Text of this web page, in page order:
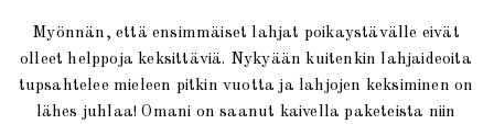
Myönnän, että ensimmäiset lahjat poikaystävälle eivät
olleet helppoja keksittäviä. Nykyään kuitenkin lahjaideoita
tupsahtelee mieleen pitkin vuotta ja lahjojen keksiminen on
lähes juhlaa! Omani on saanut kaivella paketeista niin